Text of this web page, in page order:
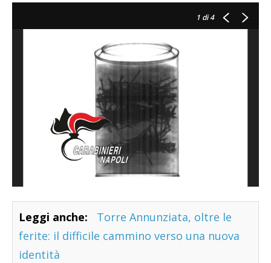
1 di 4
Leggi anche:
Torre Annunziata, oltre le
ferite: il difficile cammino verso una nuova
identità